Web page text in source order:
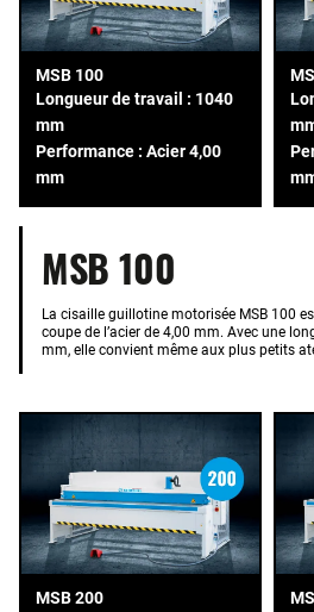
MSB 100
Longueur de travail : 1040
mm
Performance : Acier 4,00
mm
MSB 100
La cisaille guillotine motorisée MSB 100
coupe de l’acier de 4,00 mm. Avec une
mm, elle convient même aux plus petits
MSB 200